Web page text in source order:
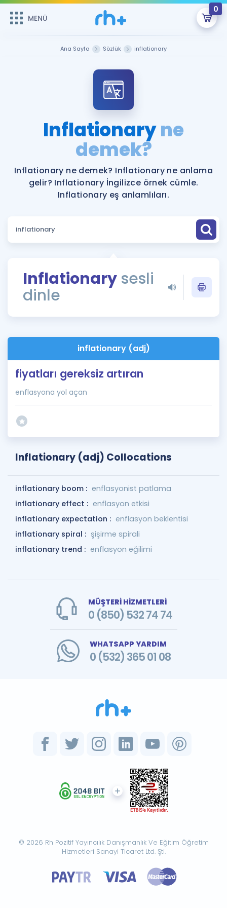
MENÜ
0
Şifremi Hatırlamıyorum
Sepetin Şu An Boş.
Remzi Hoca ile seni sınava hazırlayacak onlarca eğitim seni
bekliyor!
MENÜ
Katılımcı Görüşleri
Faydalı Araçlar
Ücretsiz Kaynaklar
Puan Hesaplama
ÖSYM Sınav Takvimi
Kampanyalar
İngilizce Gramer
İngilizce Gramer
Ana Sayfa Sözlük inflationary
Inflationaryne
demek?
Inflationary ne demek? Inflationary ne anlama
gelir? Inflationary İngilizce örnek cümle.
Inflationary eş anlamlıları.
Inflationary sesli
dinle
inflationary (adj)
fiyatları gereksiz artıran
enflasyona yol açan
Inflationary (adj) Collocations
inflationary boom : enflasyonist patlama
inflationary effect : enflasyon etkisi
inflationary expectation : enflasyon beklentisi
inflationary spiral : şişirme spirali
inflationary trend : enflasyon eğilimi
MÜŞTERİ HİZMETLERİ
0 (850) 532 74 74
WHATSAPP YARDIM
0 (532) 365 01 08
© 2026 Rh Pozitif Yayıncılık Danışmanlık Ve Eğitim Öğretim
Hizmetleri Sanayi Ticaret Ltd. Şti.